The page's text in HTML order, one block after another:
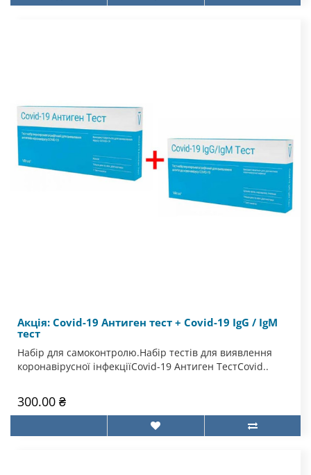
Акція: Covid-19 Антиген тест + Covid-19 IgG / IgM
тест
Набір для самоконтролю.Набір тестів для виявлення
коронавірусної інфекції​Covid-19 Антиген ТестCovid..
300.00 ₴